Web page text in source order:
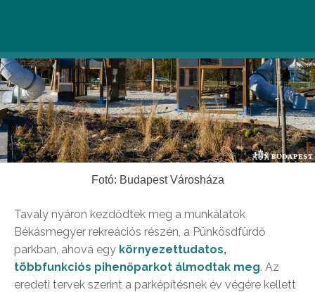
Fotó: Budapest Városháza
Tavaly nyáron kezdődtek meg a munkálatok
Békásmegyer rekreációs részén, a Pünkösdfürdő
parkban, ahová egy környezettudatos,
többfunkciós pihenőparkot álmodtak meg. Az
eredeti tervek szerint a parképítésnek év végére kellett